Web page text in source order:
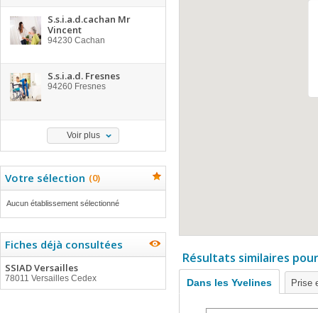
S.s.i.a.d.cachan Mr
Vincent
94230 Cachan
S.s.i.a.d. Fresnes
94260 Fresnes
Voir plus
Votre sélection (0)
Aucun établissement sélectionné
Fiches déjà consultées
SSIAD Versailles
78011 Versailles Cedex
Résultats similaires
Dans les Yvelines Prise